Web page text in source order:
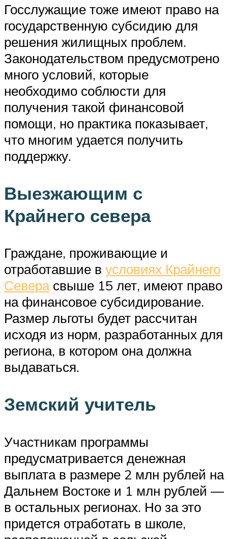
Госслужащие тоже имеют право на
государственную субсидию для
решения жилищных проблем.
Законодательством предусмотрено
много условий, которые
необходимо соблюсти для
получения такой финансовой
помощи, но практика показывает,
что многим удается получить
поддержку.
Выезжающим с
Крайнего севера
Граждане, проживающие и
отработавшие в условиях Крайнего
Северасвыше 15 лет, имеют право
на финансовое субсидирование.
Размер льготы будет рассчитан
исходя из норм, разработанных для
региона, в котором она должна
выдаваться.
Земский учитель
Участникам программы
предусматривается денежная
выплата в размере 2 млн рублей на
Дальнем Востоке и 1 млн рублей —
в остальных регионах. Но за это
придется отработать в школе,